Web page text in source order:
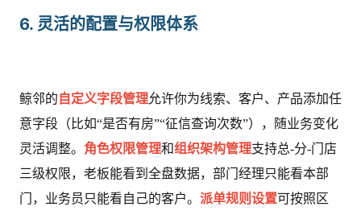
6. 灵活的配置与权限体系
鲸邻的 自定义字段管理允许你为线索、客户、产品添加任
意字段（比如“是否有房”“征信查询次数”），随业务变化
灵活调整。 角色权限管理和组织架构管理支持总-分-门店
三级权限，老板能看到全盘数据，部门经理只能看本部
门，业务员只能看自己的客户。 派单规则设置可按照区